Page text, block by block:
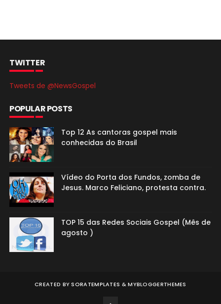
TWITTER
Tweets de @NewsGospel
POPULAR POSTS
Top 12 As cantoras gospel mais
conhecidas do Brasil
Vídeo do Porta dos Fundos, zomba de
Jesus. Marco Feliciano, protesta contra.
TOP 15 das Redes Sociais Gospel (Mês de
agosto )
CREATED BYSORATEMPLATES &MYBLOGGERTHEMES